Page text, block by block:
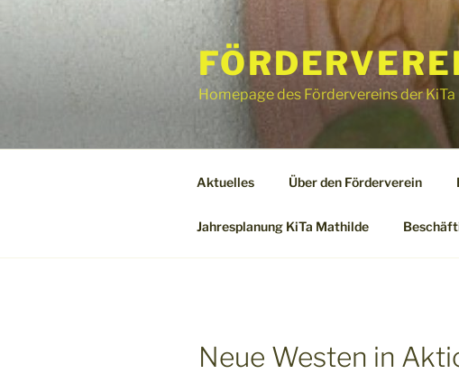
Inhalt
Homepage des Fördervereins der
Aktuelles Über den Förderverein
Jahresplanung KiTa Mathilde
Neue Westen in